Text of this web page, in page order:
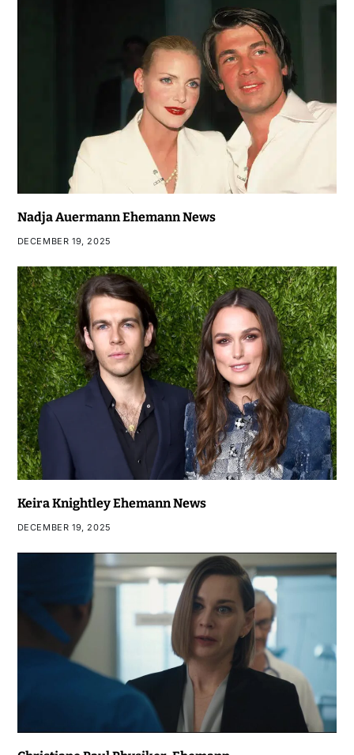
Nadja Auermann Ehemann News
DECEMBER 19, 2025
Keira Knightley Ehemann News
DECEMBER 19, 2025